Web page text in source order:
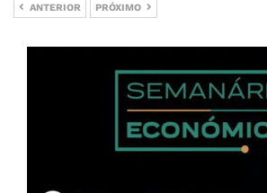
ANTERIOR PRÓXIMO